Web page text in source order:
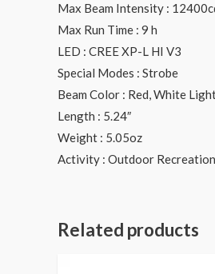
Max Beam Intensity :
Max Run Time : 9 h
LED : CREE XP-L HI V3
Special Modes : Strobe
Beam Color : Red, White
Length : 5.24″
Weight : 5.05oz
Activity : Outdoor Recreation
Related products